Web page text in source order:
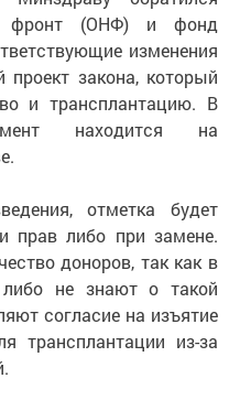
фронт (ОНФ) и фонд
изменения
закона, который
и трансплантацию. В
находится на
отметка будет
прав либо при замене.
доноров, так как в
не знают о такой
согласие на изъятие
трансплантации из-за